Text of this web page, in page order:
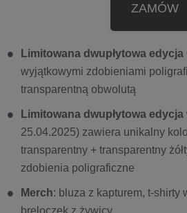
ZAMÓW
Limitowana dwupłytowa edycja
wyjątkowymi zdobieniami
transparentną obwolutą
Limitowana dwupłytowa
25.04.2025) zawiera unikalny
transparentny + transparentny
zdobienia poligraficzne
Merch: bluza z kapturem, t-shirty
breloczek z żywicy